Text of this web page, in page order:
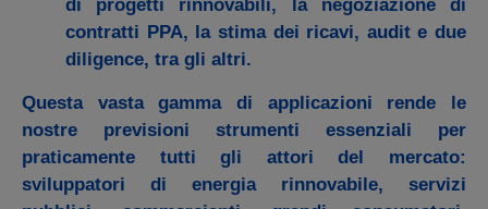
di progetti rinnovabili, la negoziazione di
contratti PPA, la stima dei ricavi, audit e due
diligence, tra gli altri.
Questa vasta gamma di applicazioni rende le
nostre previsioni strumenti essenziali per
praticamente tutti gli attori del mercato:
sviluppatori di energia rinnovabile, servizi